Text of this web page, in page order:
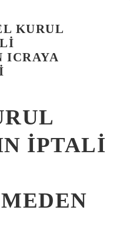
KURUL
ICRAYA
IPTALI